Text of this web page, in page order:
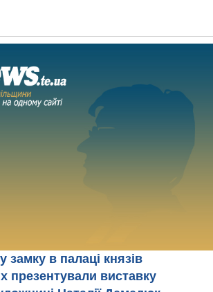
замку в палаці князів
презентували виставку